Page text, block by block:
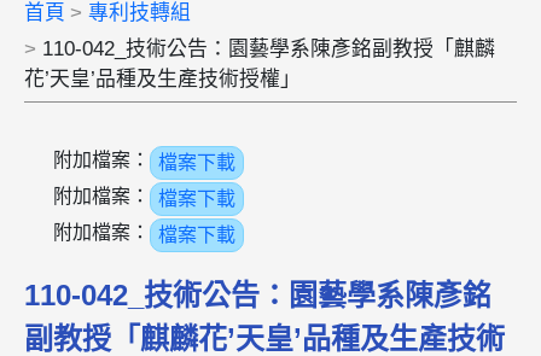
首頁
專利技轉組
110-042_技術公告：園藝學系陳彥銘副教授「麒麟
花’天皇’品種及生產技術授權」
附加檔案：
檔案下載
附加檔案：
檔案下載
附加檔案：
檔案下載
110-042_技術公告：園藝學系陳彥銘
副教授「麒麟花’天皇’品種及生產技術